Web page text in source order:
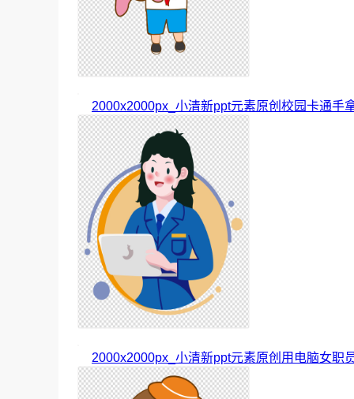
2000x2000px_小清新ppt元素原创校园卡通手
2000x2000px_小清新ppt元素原创用电脑女职